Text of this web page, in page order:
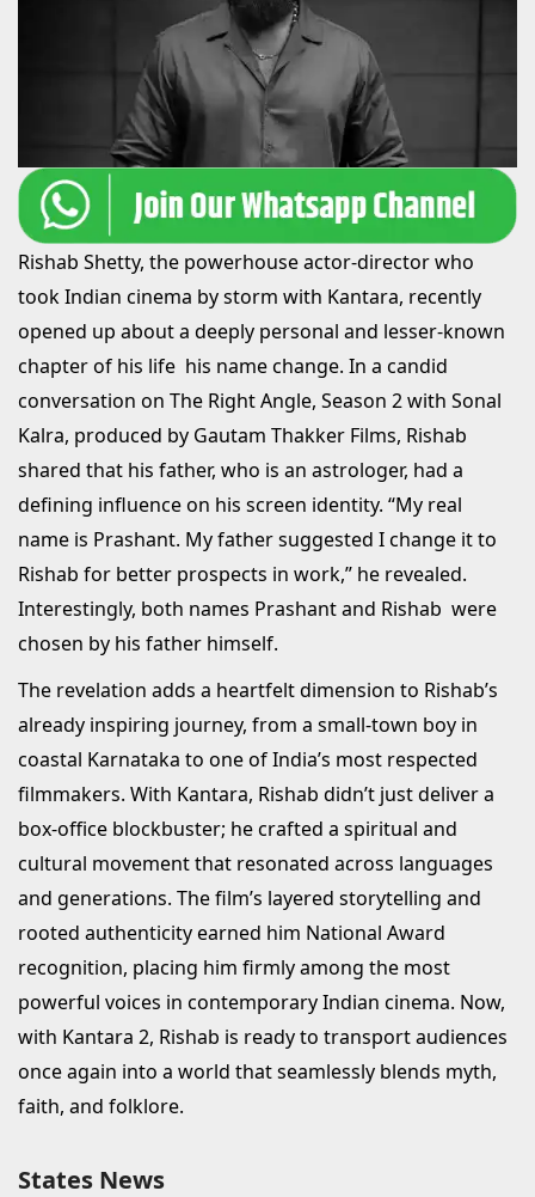
Rishab Shetty, the powerhouse actor-director who
took Indian cinema by storm with Kantara, recently
opened up about a deeply personal and lesser-known
chapter of his life his name change. In a candid
conversation on The Right Angle, Season 2 with Sonal
Kalra, produced by Gautam Thakker Films, Rishab
shared that his father, who is an astrologer, had a
defining influence on his screen identity. “My real
name is Prashant. My father suggested I change it to
Rishab for better prospects in work,” he revealed.
Interestingly, both names Prashant and Rishab were
chosen by his father himself.
The revelation adds a heartfelt dimension to Rishab’s
already inspiring journey, from a small-town boy in
coastal Karnataka to one of India’s most respected
filmmakers. With Kantara, Rishab didn’t just deliver a
box-office blockbuster; he crafted a spiritual and
cultural movement that resonated across languages
and generations. The film’s layered storytelling and
rooted authenticity earned him National Award
recognition, placing him firmly among the most
powerful voices in contemporary Indian cinema. Now,
with Kantara 2, Rishab is ready to transport audiences
once again into a world that seamlessly blends myth,
faith, and folklore.
States News